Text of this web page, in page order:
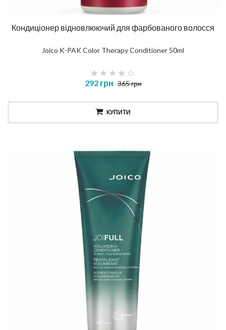
Кондиціонер відновлюючий для фарбованого волосся
Joico K-PAK Color Therapy Conditioner 50ml
292 грн 365 грн
КУПИТИ